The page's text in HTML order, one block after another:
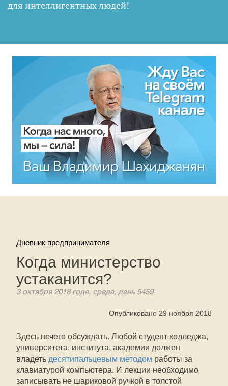
для интеллигентных людей!
Дневник предпринимателя
Когда министерство
устаканится?
3 октября 2018 года, среда, день 5459
Опубликовано 29 ноября 2018
Здесь нечего обсуждать. Любой студент колледжа,
университета, института, академии должен
владеть десятипальцевым методом работы за
клавиатурой компьютера. И лекции необходимо
записывать не шариковой ручкой в толстой